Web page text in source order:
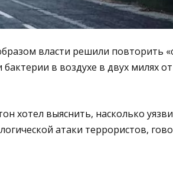
власти решили повторить
в воздухе в двух милях
хотел выяснить, насколько
атаки террористов,